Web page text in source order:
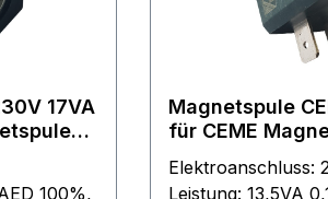
17VA
100%,
Magnetspule
für CEME
Beschreibung
Elektroanschluss:
Leistung: 13,5VA 0,1